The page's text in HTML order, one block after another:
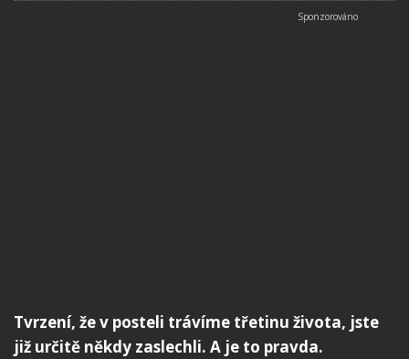
Tvrzení, že v posteli trávíme třetinu života, jste
již určitě někdy zaslechli. A je to pravda.